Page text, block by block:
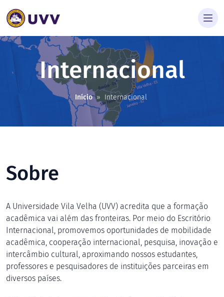
Internacional
Início » Internacional
Sobre
A Universidade Vila Velha (UVV) acredita que a formação
acadêmica vai além das fronteiras. Por meio do Escritório
Internacional, promovemos oportunidades de mobilidade
acadêmica, cooperação internacional, pesquisa, inovação e
intercâmbio cultural, aproximando nossos estudantes,
professores e pesquisadores de instituições parceiras em
diversos países.